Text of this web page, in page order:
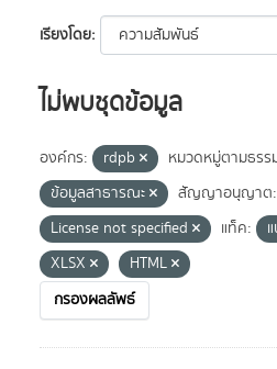
เรียงโดย
ไม่พบชุดข้อมูล
องค์กร: rdpb
หมวดหมู่ตามธร
ข้อมูลสาธารณะ
สัญญาอนุญาต:
License not specified
แท็ค:
XLSX
HTML
กรองผลลัพธ์